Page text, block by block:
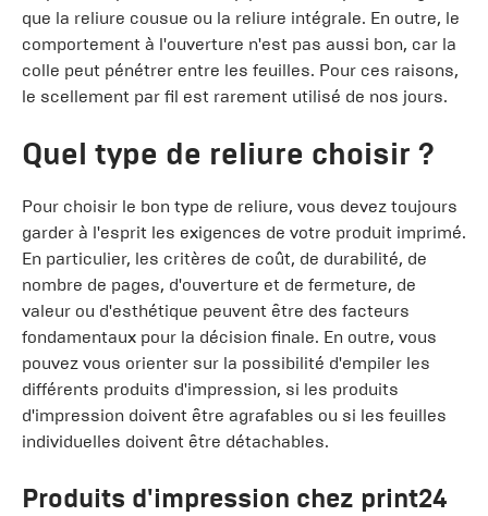
que la reliure cousue ou la reliure intégrale. En outre, le
comportement à l'ouverture n'est pas aussi bon, car la
colle peut pénétrer entre les feuilles. Pour ces raisons,
le scellement par fil est rarement utilisé de nos jours.
Quel type de reliure choisir ?
Pour choisir le bon type de reliure, vous devez toujours
garder à l'esprit les exigences de votre produit imprimé.
En particulier, les critères de coût, de durabilité, de
nombre de pages, d'ouverture et de fermeture, de
valeur ou d'esthétique peuvent être des facteurs
fondamentaux pour la décision finale. En outre, vous
pouvez vous orienter sur la possibilité d'empiler les
différents produits d'impression, si les produits
d'impression doivent être agrafables ou si les feuilles
individuelles doivent être détachables.
Produits d'impression chez print24